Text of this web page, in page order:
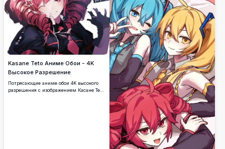
Kasane Teto Аниме Обои - 4K
Высокое Разрешение
Потрясающие аниме обои 4K высокого
разрешения с изображением Касане Тето